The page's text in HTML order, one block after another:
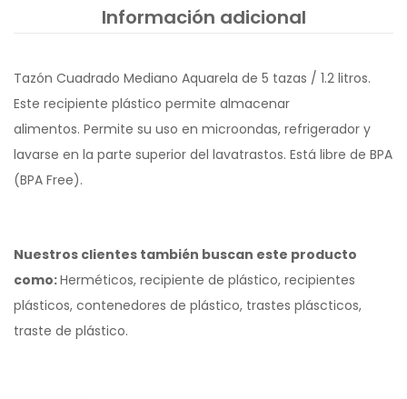
Información adicional
Tazón Cuadrado Mediano Aquarela de 5 tazas / 1.2 litros.
Este recipiente plástico permite almacenar
alimentos. Permite su uso en microondas, refrigerador y
lavarse en la parte superior del lavatrastos. Está libre de BPA
(BPA Free).
Nuestros clientes también buscan este producto
como:Herméticos, recipiente de plástico, recipientes
plásticos, contenedores de plástico, trastes pláscticos,
traste de plástico.